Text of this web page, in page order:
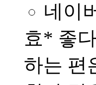
네이
효* 좋
하는 편